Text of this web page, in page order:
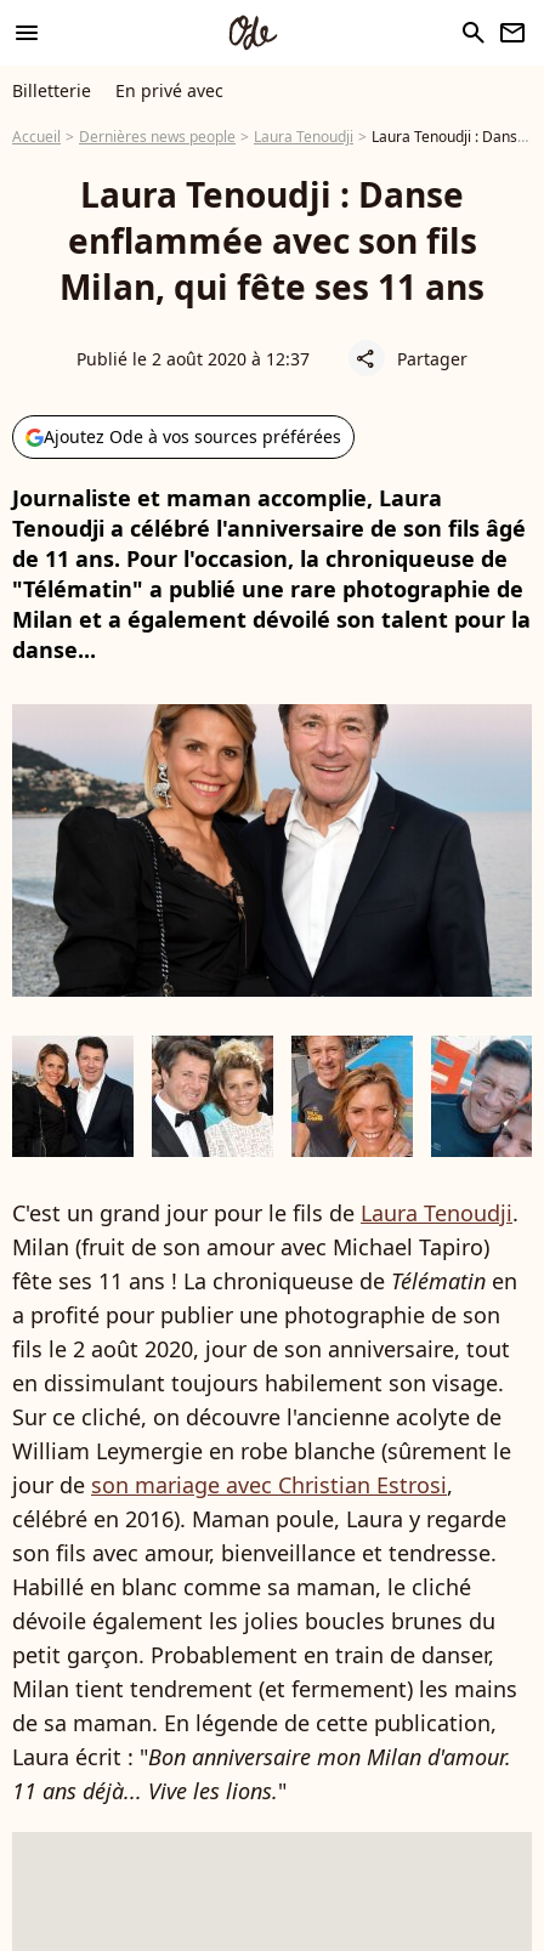
menu search newsletter
Billetterie En privé avec
Accueil Dernières news people Laura Tenoudji Laura Tenoudji : Danse enflammée avec son fils Milan, qui fête ses 11 ans
Laura Tenoudji : Danse
enflammée avec son fils
Milan, qui fête ses 11 ans
Publié le 2 août 2020 à 12:37 share Partager
Ajoutez Ode à vos sources préférées
Journaliste et maman accomplie, Laura
Tenoudji a célébré l'anniversaire de son fils âgé
de 11 ans. Pour l'occasion, la chroniqueuse de
"Télématin" a publié une rare photographie de
Milan et a également dévoilé son talent pour la
danse...
C'est un grand jour pour le fils de Laura Tenoudji.
Milan (fruit de son amour avec Michael Tapiro)
fête ses 11 ans ! La chroniqueuse de Télématin en
a profité pour publier une photographie de son
fils le 2 août 2020, jour de son anniversaire, tout
en dissimulant toujours habilement son visage.
Sur ce cliché, on découvre l'ancienne acolyte de
William Leymergie en robe blanche (sûrement le
jour de son mariage avec Christian Estrosi,
célébré en 2016). Maman poule, Laura y regarde
son fils avec amour, bienveillance et tendresse.
Habillé en blanc comme sa maman, le cliché
dévoile également les jolies boucles brunes du
petit garçon. Probablement en train de danser,
Milan tient tendrement (et fermement) les mains
de sa maman. En légende de cette publication,
Laura écrit : "Bon anniversaire mon Milan d'amour.
11 ans déjà... Vive les lions."